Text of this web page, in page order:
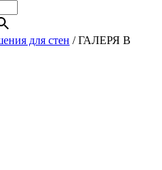
для стен /ГАЛЕРЯ В